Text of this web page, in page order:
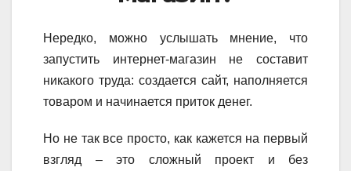
Нередко, можно услышать мнение, что
запустить интернет-магазин не составит
никакого труда: создается сайт, наполняется
товаром и начинается приток денег.
Но не так все просто, как кажется на первый
взгляд – это сложный проект и без